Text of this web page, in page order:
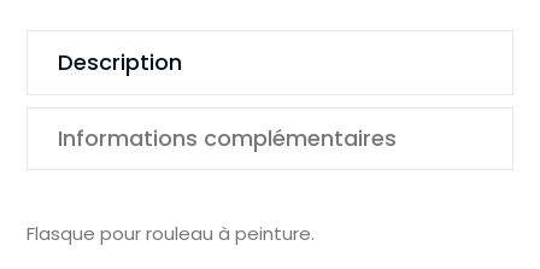
Description
Informations complémentaires
Flasque pour rouleau à peinture.